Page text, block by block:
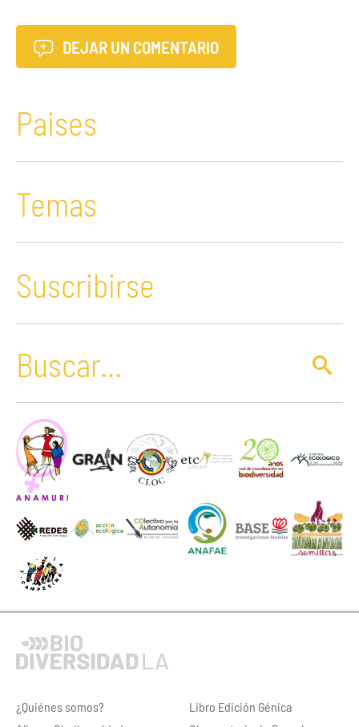
DEJAR UN COMENTARIO
Paises
Temas
Suscribirse
¿Quiénes somos?
Libro Edición Génica